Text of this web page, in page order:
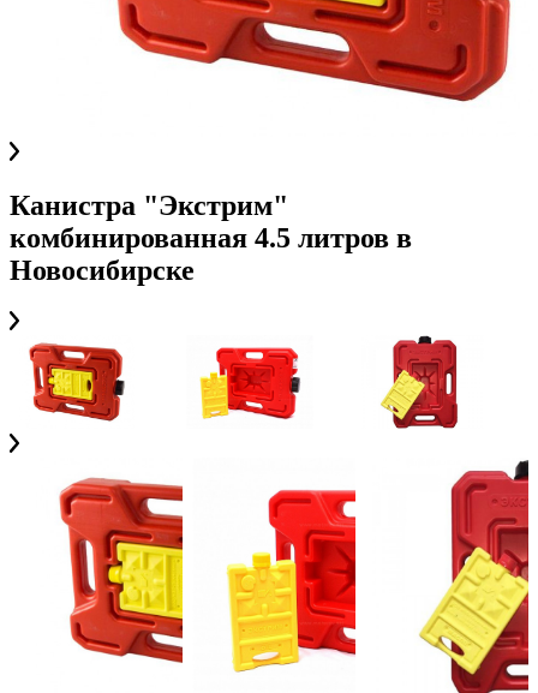
Канистра "Экстрим"
комбинированная 4.5 литров в
Новосибирске